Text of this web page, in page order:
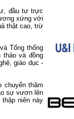
đầu tư trực
xứng với
thật cao, trừ
Tổng thống
thảo và đồng
giáo dục -
chuyến thăm
sự vươn lên
niên này